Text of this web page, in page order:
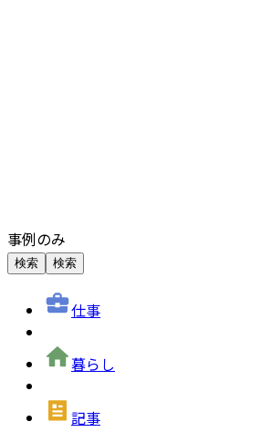
事例のみ
検索 検索
仕事
暮らし
記事